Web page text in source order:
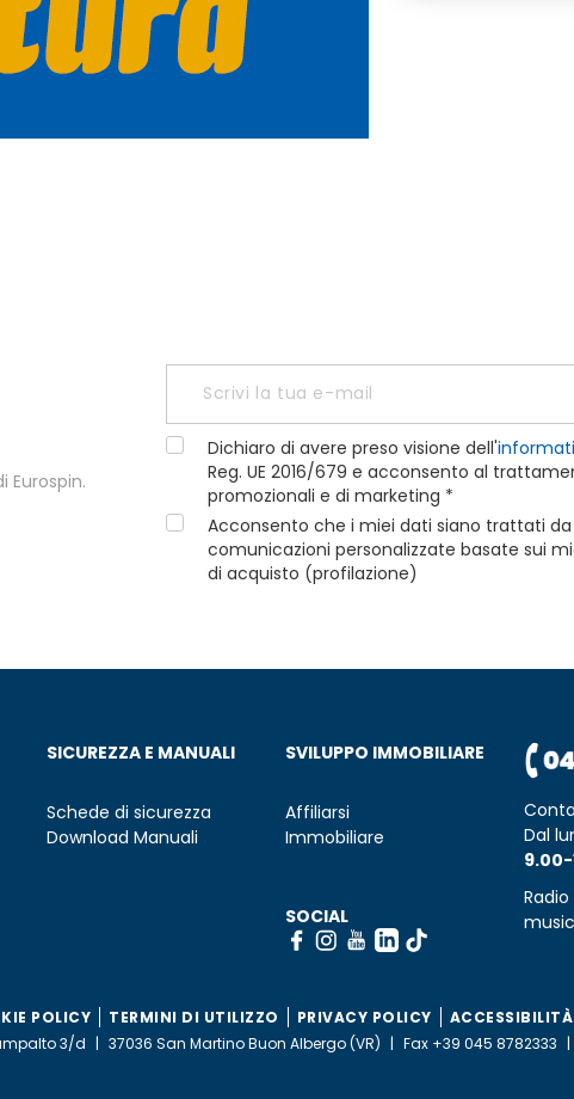
Eurospin.
Dichiaro di avere preso visione dell'
Reg. UE 2016/679 e acconsento al
promozionali e di marketing *
Acconsento che i miei dati siano trattati
comunicazioni personalizzate basate sui
di acquisto (profilazione)
SICUREZZA E MANUALI
Schede di sicurezza
Download Manuali
SVILUPPO IMMOBILIARE
Affiliarsi
Immobiliare
SOCIAL
Dal
9.00-
POLICY TERMINI DI UTILIZZO PRIVACY POLICY
ACCESSIBILITÀ
3/d 37036 San Martino Buon Albergo (VR) Fax +39 045 8782333